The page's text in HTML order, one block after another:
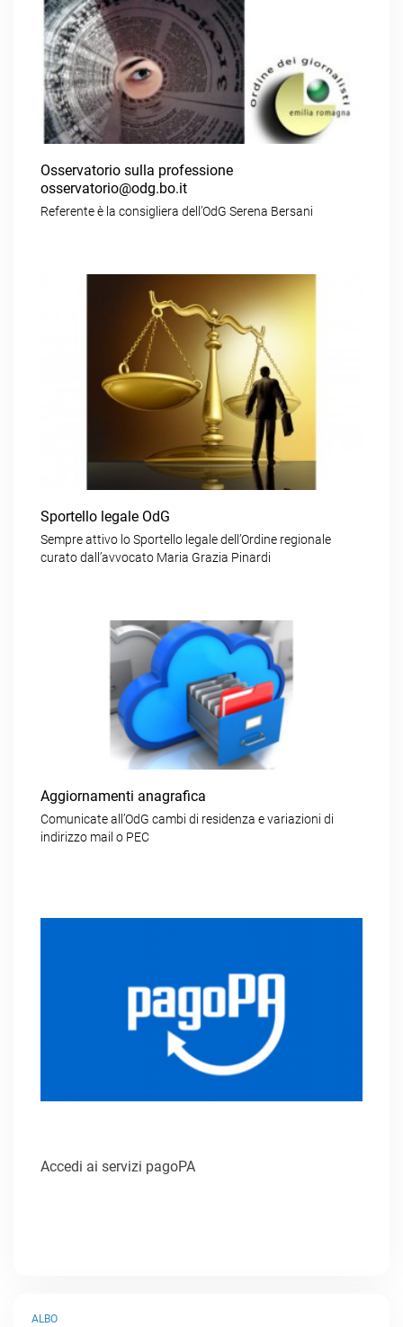
Osservatorio sulla professione
osservatorio@odg.bo.it
Referente è la consigliera dell’OdG Serena Bersani
Sportello legale OdG
Sempre attivo lo Sportello legale dell’Ordine regionale
curato dall’avvocato Maria Grazia Pinardi
Aggiornamenti anagrafica
Comunicate all’OdG cambi di residenza e variazioni di
indirizzo mail o PEC
Accedi ai servizi pagoPA
ALBO